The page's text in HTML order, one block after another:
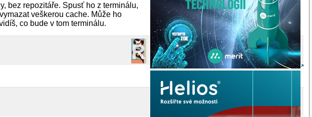
bez repozitáře. Spusť ho z terminálu,
veškerou cache. Může ho
co bude v tom terminálu.